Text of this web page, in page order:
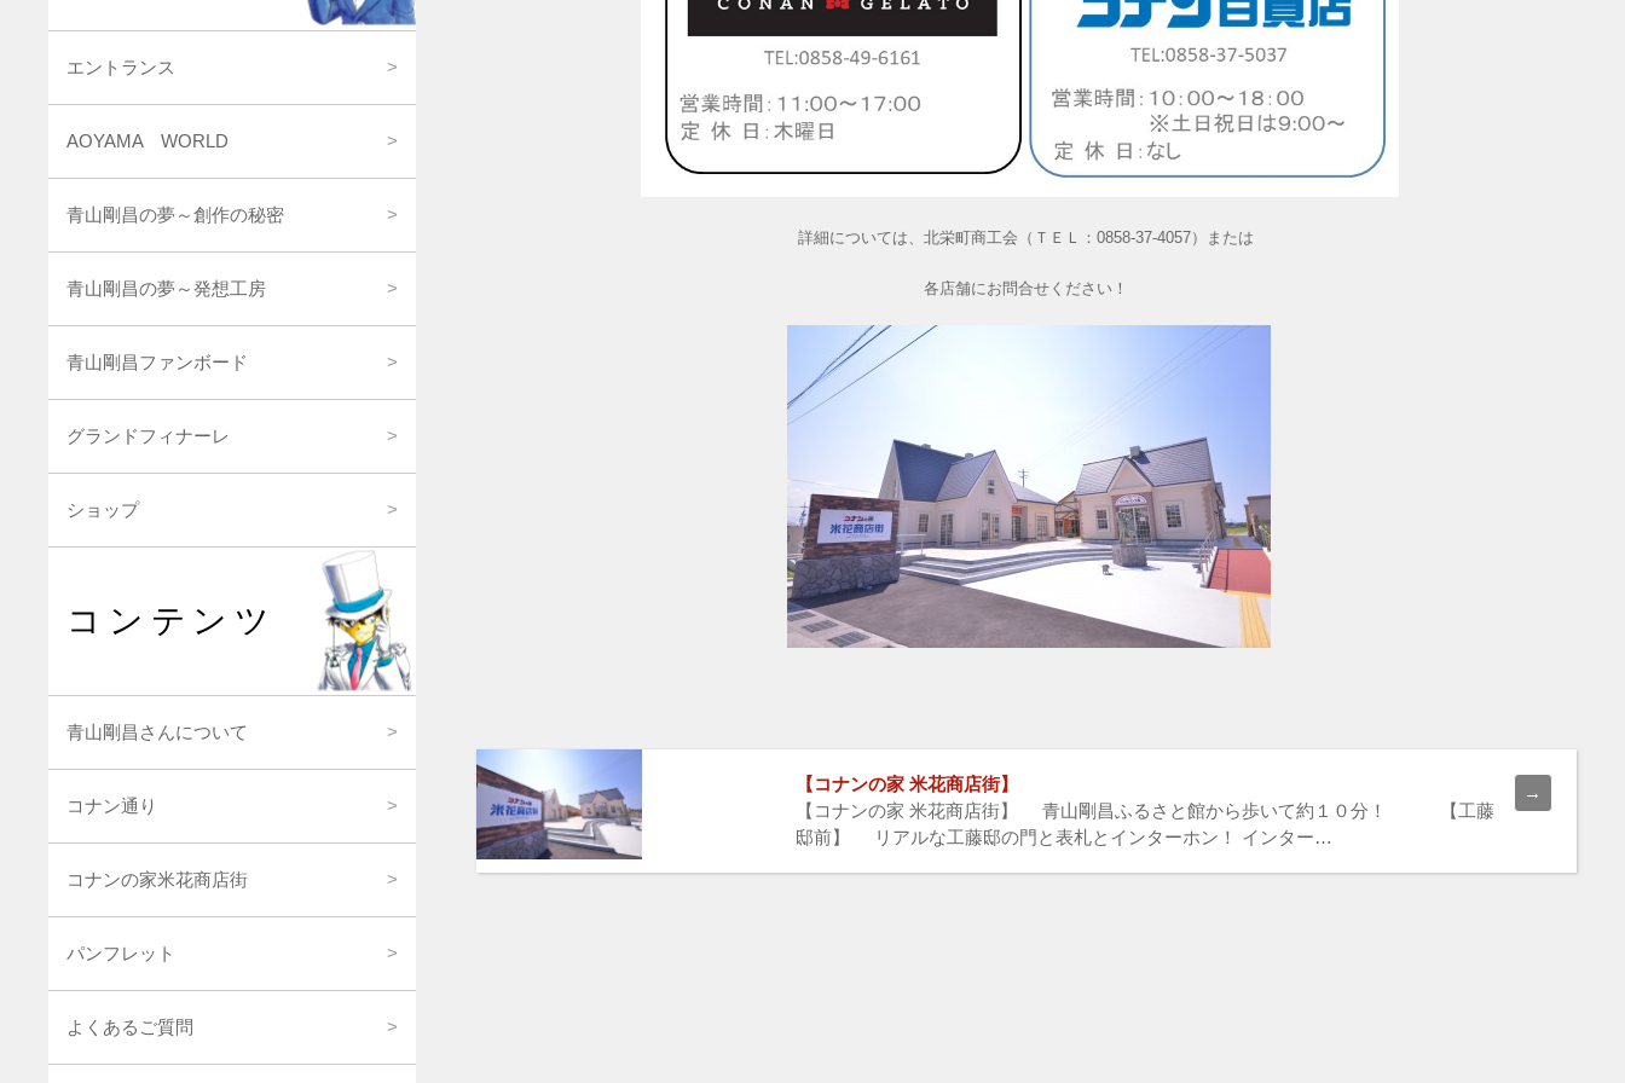
詳細については、北栄町商工会（ＴＥＬ：0858-37-4057）または
各店舗にお問合せください！
【コナンの家 米花商店街】
【コナンの家 米花商店街】 青山剛昌ふるさと館から歩いて約１０分！ 【工藤
邸前】 リアルな工藤邸の門と表札とインターホン！ インター…
エントランス
AOYAMA WORLD
青山剛昌の夢～創作の秘密
青山剛昌の夢～発想工房
青山剛昌ファンボード
グランドフィナーレ
ショップ
コンテンツ
青山剛昌さんについて
コナン通り
コナンの家米花商店街
パンフレット
よくあるご質問